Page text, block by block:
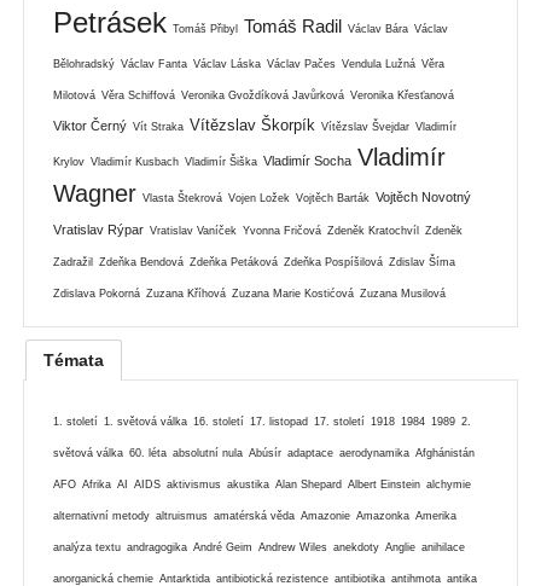
Petrásek Tomáš Přibyl Tomáš Radil Václav Bára Václav
Bělohradský Václav Fanta Václav Láska Václav Pačes Vendula Lužná Věra
Milotová Věra Schiffová Veronika Gvoždíková Javůrková Veronika Křesťanová
Viktor Černý Vít Straka Vítězslav Škorpík Vítězslav Švejdar Vladimír
Krylov Vladimír Kusbach Vladimír Šiška Vladimír Socha Vladimír
Wagner Vlasta Štekrová Vojen Ložek Vojtěch Barták Vojtěch Novotný
Vratislav Rýpar Vratislav Vaníček Yvonna Fričová Zdeněk Kratochvíl Zdeněk
Zadražil Zdeňka Bendová Zdeňka Petáková Zdeňka Pospíšilová Zdislav Šíma
Zdislava Pokorná Zuzana Kříhová Zuzana Marie Kostićová Zuzana Musilová
Témata
1. století 1. světová válka 16. století 17. listopad 17. století 1918 1984 1989 2.
světová válka 60. léta absolutní nula Abúsír adaptace aerodynamika Afghánistán
AFO Afrika AI AIDS aktivismus akustika Alan Shepard Albert Einstein alchymie
alternativní metody altruismus amatérská věda Amazonie Amazonka Amerika
analýza textu andragogika André Geim Andrew Wiles anekdoty Anglie anihilace
anorganická chemie Antarktida antibiotická rezistence antibiotika antihmota antika